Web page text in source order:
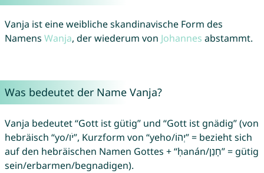
Vanja ist eine weibliche skandinavische Form des
Namens Wanja, der wiederum von Johannes abstammt.
Was bedeutet der Name Vanja?
Vanja bedeutet “Gott ist gütig” und “Gott ist gnädig” (von
hebräisch “yo/יֹו”, Kurzform von “yeho/יְהוֹ” = bezieht sich
auf den hebräischen Namen Gottes + “ḥanán/חָנַן” = gütig
sein/erbarmen/begnadigen).